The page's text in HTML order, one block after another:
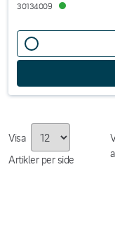
30134009
Visa
Artikler per side